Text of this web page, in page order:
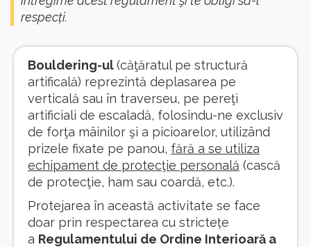
respecți.
Bouldering-ul(căţăratul pe structură
artificală) reprezintă deplasarea pe
verticală sau în traverseu, pe pereţi
artificiali de escaladă, folosindu-ne exclusiv
de forţa mâinilor şi a picioarelor, utilizând
prizele fixate pe panou, fără a se utiliza
echipament de protecţie personală (cască
de protecţie, ham sau coardă, etc.).
Protejarea în această activitate se face
doar prin respectarea cu strictețe
a Regulamentului de Ordine Interioară a